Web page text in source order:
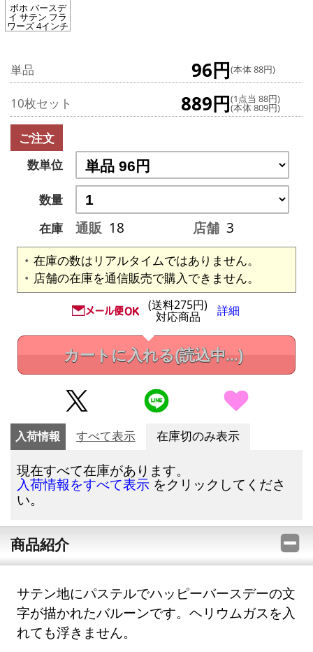
ボホ バースデ
イ サテン フラ
ワーズ 4インチ
単品 96円(本体 88円)
10枚セット 889円(1点当 88円)
(本体 809円)
ご注文
数単位
数量
在庫
通販 18 店舗 3
在庫の数はリアルタイムではありません。
店舗の在庫を通信販売で購入できません。
(送料275円)
対応商品 詳細
カートに入れる(読込中...)
入荷情報 すべて表示 在庫切のみ表示
現在すべて在庫があります。
入荷情報をすべて表示 をクリックしてくださ
い。
商品紹介
サテン地にパステルでハッピーバースデーの文
字が描かれたバルーンです。ヘリウムガスを入
れても浮きません。